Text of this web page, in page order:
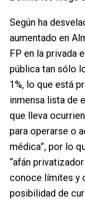
Según ha
aumentado en
FP en la privada
pública tan sólo
1%, lo que está
inmensa lista de
que lleva
para operarse o
médica”, por lo
“afán
conoce límites y
posibilidad de